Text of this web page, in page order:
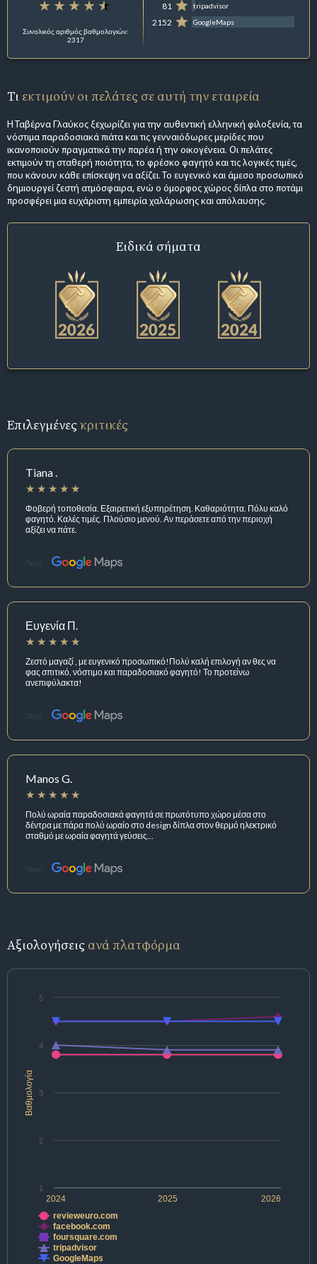
Συνολικός αριθμός βαθμολογιών:
2317
81 tripadvisor
2152 GoogleMaps
Τι εκτιμούν οι πελάτες σε αυτή την εταιρεία
Η Ταβέρνα Γλαύκος ξεχωρίζει για την αυθεντική ελληνική φιλοξενία, τα
νόστιμα παραδοσιακά πιάτα και τις γενναιόδωρες μερίδες που
ικανοποιούν πραγματικά την παρέα ή την οικογένεια. Οι πελάτες
εκτιμούν τη σταθερή ποιότητα, το φρέσκο φαγητό και τις λογικές τιμές,
που κάνουν κάθε επίσκεψη να αξίζει. Το ευγενικό και άμεσο προσωπικό
δημιουργεί ζεστή ατμόσφαιρα, ενώ ο όμορφος χώρος δίπλα στο ποτάμι
προσφέρει μια ευχάριστη εμπειρία χαλάρωσης και απόλαυσης.
Ειδικά σήματα
Επιλεγμένεςκριτικές
Tiana .
Φοβερή τοποθεσία. Εξαιρετική εξυπηρέτηση. Καθαριότητα. Πόλυ καλό
φαγητό. Καλές τιμές. Πλούσιο μενού. Αν περάσετε από την περιοχή
αξίζει να πάτε.
Πηγή:
Ευγενία Π.
Ζεστό μαγαζί , με ευγενικό προσωπικό!Πολύ καλή επιλογή αν θες να
φας σπιτικό, νόστιμο και παραδοσιακό φαγητό! Το προτείνω
ανεπιφύλακτα!
Πηγή:
Manos G.
Πολύ ωραία παραδοσιακά φαγητά σε πρωτότυπο χώρο μέσα στο
δέντρα με πάρα πολύ ωραίο στο design δίπλα στον θερμό ηλεκτρικό
σταθμό με ωραία φαγητά γεύσεις...
Πηγή:
Αξιολογήσεις ανά πλατφόρμα
Βαθμολογία
2024 2025 2026
1
2
3
4
5
revieweuro.com
facebook.com
foursquare.com
tripadvisor
GoogleMaps